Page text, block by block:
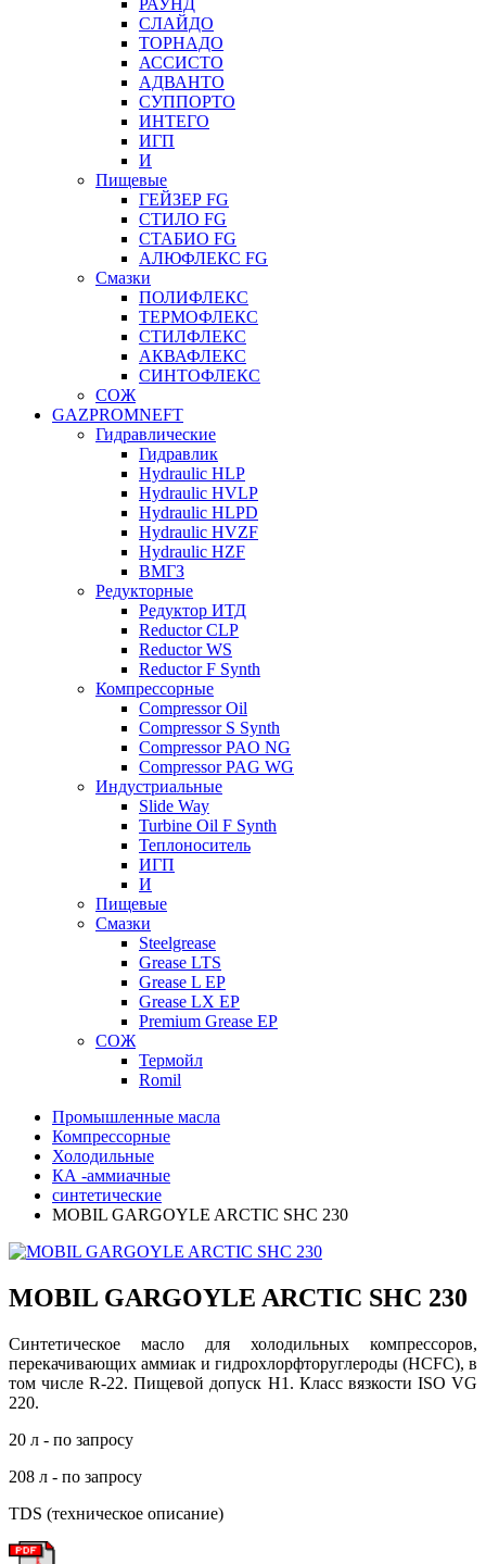
РАУНД
СЛАЙДО
ТОРНАДО
АССИСТО
АДВАНТО
СУППОРТО
ИНТЕГО
ИГП
И
Пищевые
ГЕЙЗЕР FG
СТИЛО FG
СТАБИО FG
АЛЮФЛЕКС FG
Смазки
ПОЛИФЛЕКС
ТЕРМОФЛЕКС
СТИЛФЛЕКС
АКВАФЛЕКС
СИНТОФЛЕКС
СОЖ
GAZPROMNEFT
Гидравлические
Гидравлик
Hydraulic HLP
Hydraulic HVLP
Hydraulic HLPD
Hydraulic HVZF
Hydraulic HZF
ВМГЗ
Редукторные
Редуктор ИТД
Reductor CLP
Reductor WS
Reductor F Synth
Компрессорные
Compressor Oil
Compressor S Synth
Compressor PAO NG
Compressor PAG WG
Индустриальные
Slide Way
Turbine Oil F Synth
Теплоноситель
ИГП
И
Пищевые
Смазки
Steelgrease
Grease LTS
Grease L EP
Grease LX EP
Premium Grease EP
СОЖ
Термойл
Romil
Промышленные масла
Компрессорные
Холодильные
КА -аммиачные
синтетические
MOBIL GARGOYLE ARCTIC SHC 230
MOBIL GARGOYLE ARCTIC SHC 230
Синтетическое масло для холодильных компрессоров,
перекачивающих аммиак и гидрохлорфторуглероды (HCFC), в
том числе R-22. Пищевой допуск H1. Класс вязкости ISO VG
220.
20 л - по запросу
208 л - по запросу
TDS (техническое описание)